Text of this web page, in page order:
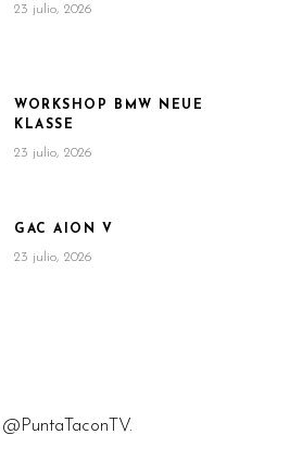
23 julio, 2026
WORKSHOP BMW NEUE
KLASSE
23 julio, 2026
GAC AION V
23 julio, 2026